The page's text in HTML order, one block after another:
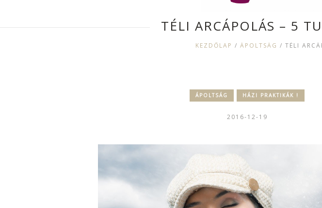
TÉLI ARCÁPOLÁS – 5
KEZDŐLAP / ÁPOLTSÁG / TÉLI
ÁPOLTSÁG HÁZI PRAKTIKÁK !
2016-12-19